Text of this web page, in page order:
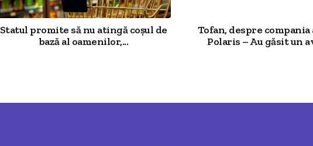
Statul promite să nu atingă coșul de
bază al oamenilor,...
Tofan, despre compania
Polaris – Au găsit un